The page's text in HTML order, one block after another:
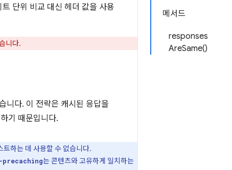
메서드
responses
AreSame()
단위 비교 대신 헤더 값을 사용
니다.
니다. 이 전략은 캐시된 응답을
기 때문입니다.
하는 데 사용할 수 없습니다.
precaching는 콘텐츠와 고유하게 일치하는